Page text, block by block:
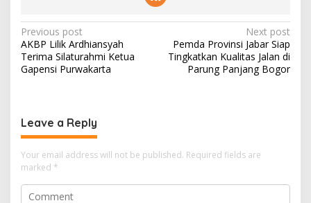
Post
navigation
Previous post
AKBP Lilik Ardhiansyah
Terima Silaturahmi Ketua
Gapensi Purwakarta
Next post
Pemda Provinsi Jabar Siap
Tingkatkan Kualitas Jalan di
Parung Panjang Bogor
Leave a Reply
Your email address will not be published. Required fields are
marked *